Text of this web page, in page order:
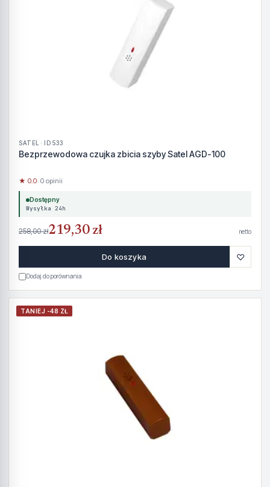
SATEL · ID 533
Bezprzewodowa czujka zbicia szyby Satel AGD-100
★ 0.0· 0 opinii
Dostępny
Wysyłka 24h
258,00 zł219,30 zł netto
Do koszyka ♡
Dodaj do porównania
TANIEJ -48 ZŁ